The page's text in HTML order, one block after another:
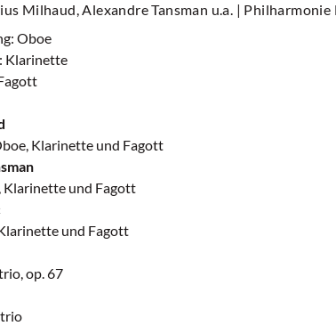
Milhaud, Alexandre Tansman u.a. | Philharmonie
Oboe
Klarinette
Klarinette und Fagott
Klarinette und Fagott
und Fagott
op. 67
trio